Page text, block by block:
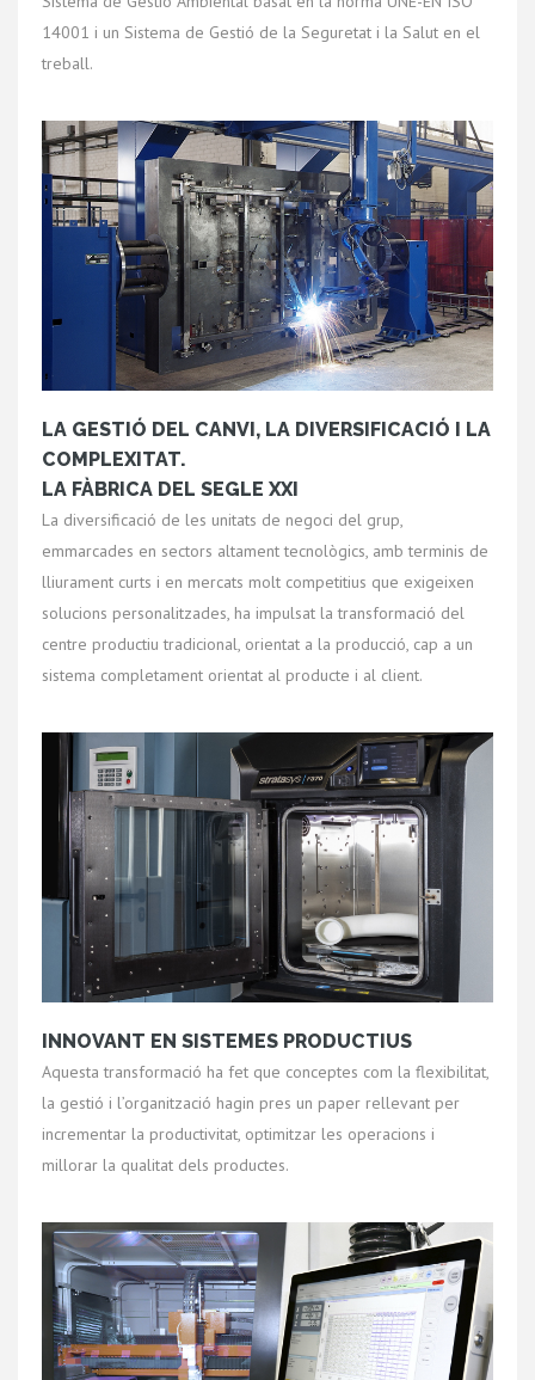
14001 i un Sistema de Gestió de la Seguretat i la Salut en el
treball.
LA GESTIÓ DEL CANVI, LA DIVERSIFICACIÓ I LA
COMPLEXITAT.
LA FÀBRICA DEL SEGLE XXI
La diversificació de les unitats de negoci del grup,
emmarcades en sectors altament tecnològics, amb terminis de
lliurament curts i en mercats molt competitius que exigeixen
solucions personalitzades, ha impulsat la transformació del
centre productiu tradicional, orientat a la producció, cap a un
sistema completament orientat al producte i al client.
INNOVANT EN SISTEMES PRODUCTIUS
Aquesta transformació ha fet que conceptes com la flexibilitat,
la gestió i l’organització hagin pres un paper rellevant per
incrementar la productivitat, optimitzar les operacions i
millorar la qualitat dels productes.